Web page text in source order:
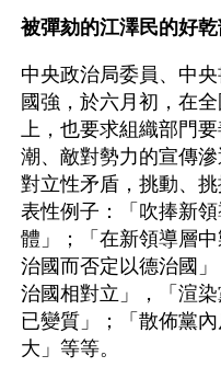
被彈劾的江澤民的好
中央政治局委員、中
國強，於六月初，在
上，也要求組織部門
潮、敵對勢力的宣傳
對立性矛盾，挑動、
表性例子：「吹捧新
體」；「在新領導層
治國而否定以德治國
治國相對立」，「渲
已變質」；「散佈黨
大」等等。